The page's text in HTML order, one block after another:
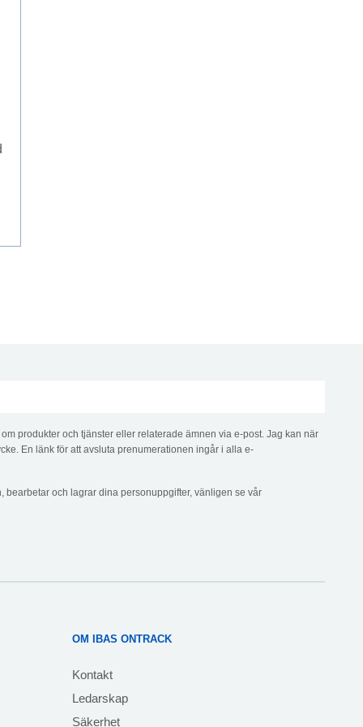
produkter och tjänster eller relaterade ämnen via e-post. Jag kan när
En länk för att avsluta prenumerationen ingår i alla e-
bearbetar och lagrar dina personuppgifter, vänligen se vår
OM IBAS ONTRACK
Kontakt
Ledarskap
Säkerhet